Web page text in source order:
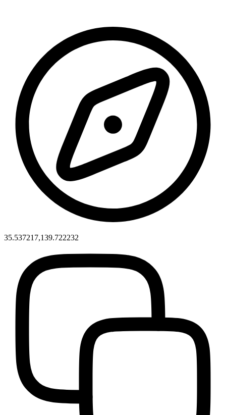
35.537217,139.722232